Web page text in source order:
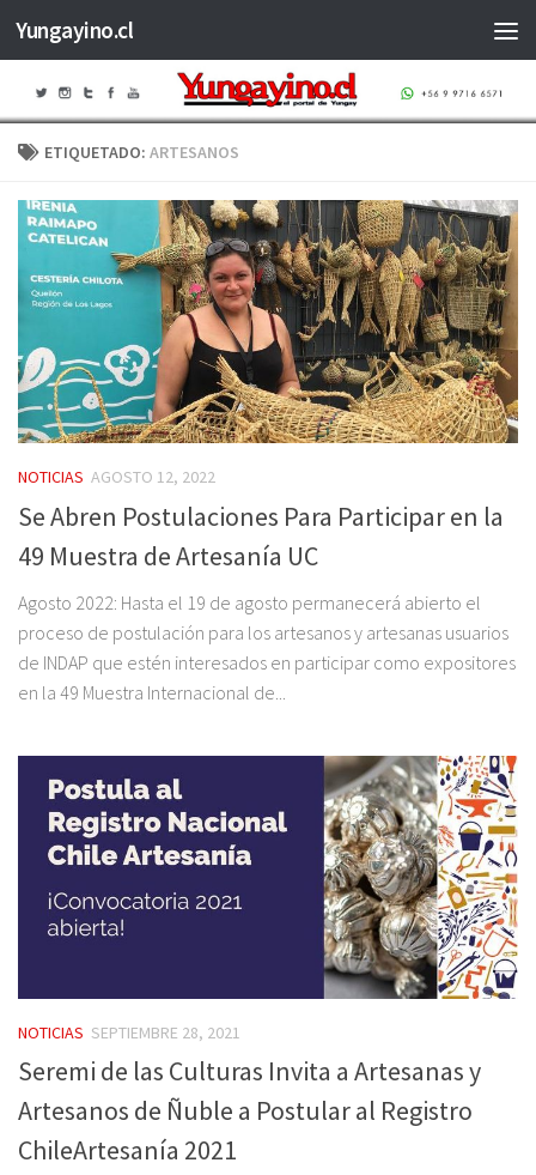
Saltar al contenido
Yungayino.cl
ETIQUETADO: ARTESANOS
NOTICIAS AGOSTO 12, 2022
Se Abren Postulaciones Para Participar en la
49 Muestra de Artesanía UC
Agosto 2022: Hasta el 19 de agosto permanecerá abierto el
proceso de postulación para los artesanos y artesanas usuarios
de INDAP que estén interesados en participar como expositores
en la 49 Muestra Internacional de...
NOTICIAS SEPTIEMBRE 28, 2021
Seremi de las Culturas Invita a Artesanas y
Artesanos de Ñuble a Postular al Registro
ChileArtesanía 2021